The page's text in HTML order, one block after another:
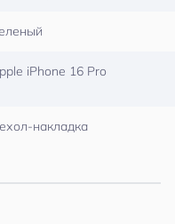
iPhone 16 Pro
накладка